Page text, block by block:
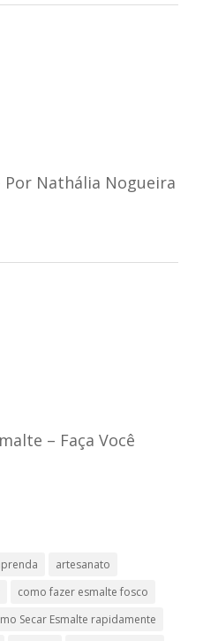
Por Nathália Nogueira
– Faça Você
artesanato
como fazer esmalte fosco
Secar Esmalte rapidamente